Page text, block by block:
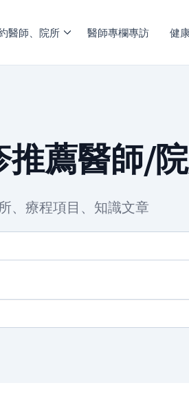
醫師、院所 醫師專欄專訪 健
推薦醫師/
、療程項目、知識文章